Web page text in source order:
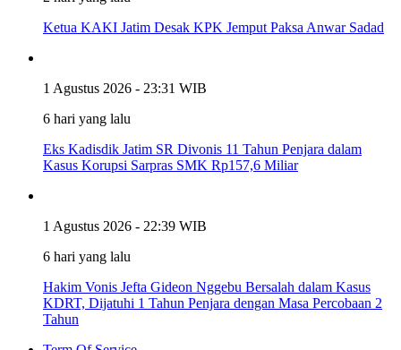
Ketua KAKI Jatim Desak KPK Jemput Paksa Anwar Sadad
1 Agustus 2026 - 23:31 WIB
6 hari yang lalu
Eks Kadisdik Jatim SR Divonis 11 Tahun Penjara dalam
Kasus Korupsi Sarpras SMK Rp157,6 Miliar
1 Agustus 2026 - 22:39 WIB
6 hari yang lalu
Hakim Vonis Jefta Gideon Nggebu Bersalah dalam Kasus
KDRT, Dijatuhi 1 Tahun Penjara dengan Masa Percobaan 2
Tahun